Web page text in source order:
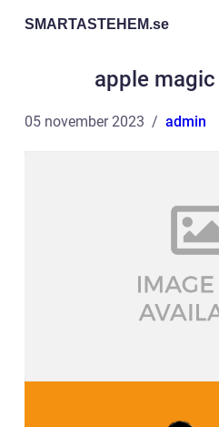
SMARTASTEHEM.se
apple
05 november 2023 admin